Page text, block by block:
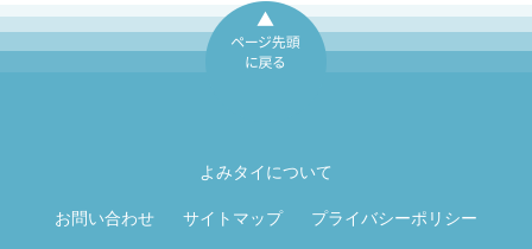
よみタイについて
お問い合わせ サイトマップ プライバシーポリシー